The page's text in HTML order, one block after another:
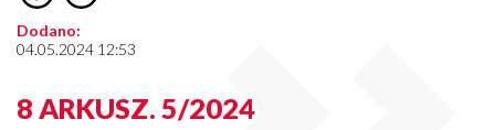
Dodano:
04.05.2024 12:53
8 ARKUSZ. 5/2024